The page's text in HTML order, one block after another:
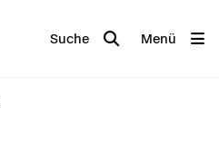
Suche Menü